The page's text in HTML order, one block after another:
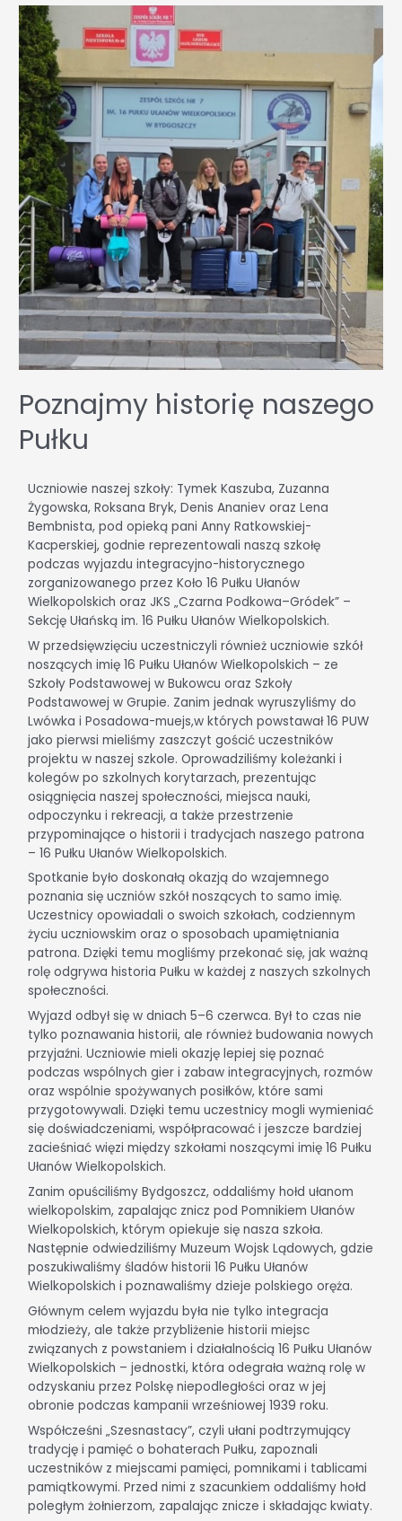
Poznajmy historię naszego
Pułku
Uczniowie naszej szkoły: Tymek Kaszuba, Zuzanna
Żygowska, Roksana Bryk, Denis Ananiev oraz Lena
Bembnista, pod opieką pani Anny Ratkowskiej-
Kacperskiej, godnie reprezentowali naszą szkołę
podczas wyjazdu integracyjno-historycznego
zorganizowanego przez Koło 16 Pułku Ułanów
Wielkopolskich oraz JKS „Czarna Podkowa–Gródek” –
Sekcję Ułańską im. 16 Pułku Ułanów Wielkopolskich.
W przedsięwzięciu uczestniczyli również uczniowie szkół
noszących imię 16 Pułku Ułanów Wielkopolskich – ze
Szkoły Podstawowej w Bukowcu oraz Szkoły
Podstawowej w Grupie. Zanim jednak wyruszyliśmy do
Lwówka i Posadowa-muejs,w których powstawał 16 PUW
jako pierwsi mieliśmy zaszczyt gościć uczestników
projektu w naszej szkole. Oprowadziliśmy koleżanki i
kolegów po szkolnych korytarzach, prezentując
osiągnięcia naszej społeczności, miejsca nauki,
odpoczynku i rekreacji, a także przestrzenie
przypominające o historii i tradycjach naszego patrona
– 16 Pułku Ułanów Wielkopolskich.
Spotkanie było doskonałą okazją do wzajemnego
poznania się uczniów szkół noszących to samo imię.
Uczestnicy opowiadali o swoich szkołach, codziennym
życiu uczniowskim oraz o sposobach upamiętniania
patrona. Dzięki temu mogliśmy przekonać się, jak ważną
rolę odgrywa historia Pułku w każdej z naszych szkolnych
społeczności.
Wyjazd odbył się w dniach 5–6 czerwca. Był to czas nie
tylko poznawania historii, ale również budowania nowych
przyjaźni. Uczniowie mieli okazję lepiej się poznać
podczas wspólnych gier i zabaw integracyjnych, rozmów
oraz wspólnie spożywanych posiłków, które sami
przygotowywali. Dzięki temu uczestnicy mogli wymieniać
się doświadczeniami, współpracować i jeszcze bardziej
zacieśniać więzi między szkołami noszącymi imię 16 Pułku
Ułanów Wielkopolskich.
Zanim opuściliśmy Bydgoszcz, oddaliśmy hołd ułanom
wielkopolskim, zapalając znicz pod Pomnikiem Ułanów
Wielkopolskich, którym opiekuje się nasza szkoła.
Następnie odwiedziliśmy Muzeum Wojsk Lądowych, gdzie
poszukiwaliśmy śladów historii 16 Pułku Ułanów
Wielkopolskich i poznawaliśmy dzieje polskiego oręża.
Głównym celem wyjazdu była nie tylko integracja
młodzieży, ale także przybliżenie historii miejsc
związanych z powstaniem i działalnością 16 Pułku Ułanów
Wielkopolskich – jednostki, która odegrała ważną rolę w
odzyskaniu przez Polskę niepodległości oraz w jej
obronie podczas kampanii wrześniowej 1939 roku.
Współcześni „Szesnastacy”, czyli ułani podtrzymujący
tradycję i pamięć o bohaterach Pułku, zapoznali
uczestników z miejscami pamięci, pomnikami i tablicami
pamiątkowymi. Przed nimi z szacunkiem oddaliśmy hołd
poległym żołnierzom, zapalając znicze i składając kwiaty.